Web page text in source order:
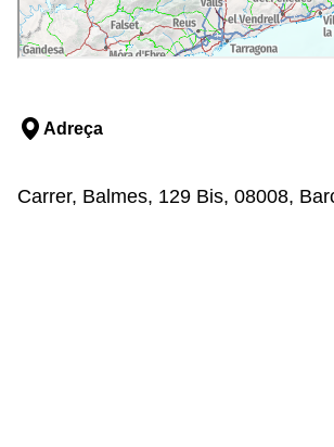
Adreça
Carrer, Balmes, 129 Bis, 08008,